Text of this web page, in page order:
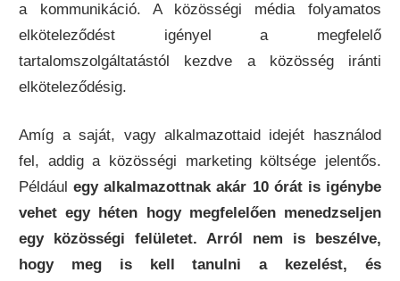
a kommunikáció. A közösségi média folyamatos
elköteleződést igényel a megfelelő
tartalomszolgáltatástól kezdve a közösség iránti
elköteleződésig.
Amíg a saját, vagy alkalmazottaid idejét használod
fel, addig a közösségi marketing költsége jelentős.
Példáulegy alkalmazottnak akár 10 órát is igénybe
vehet egy héten hogy megfelelően menedzseljen
egy közösségi felületet. Arról nem is beszélve,
hogy meg is kell tanulni a kezelést, és